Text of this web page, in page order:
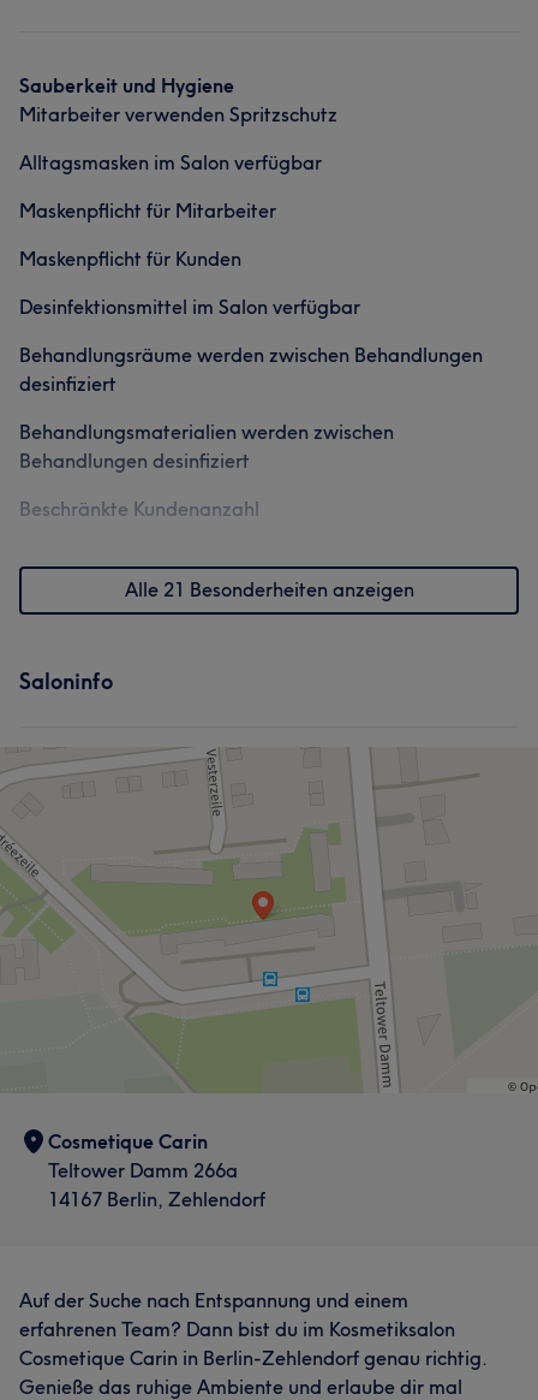
Professionell
Aufmerksam
Was unsere Kunden über Kerstin sagen
Kompetent
Gründlich 33
Sauberkeit und Hygiene
Mitarbeiter verwenden Spritzschutz
Alltagsmasken im Salon verfügbar
Maskenpflicht für Mitarbeiter
Maskenpflicht für Kunden
Desinfektionsmittel im Salon verfügbar
Behandlungsräume werden zwischen Behandlungen
desinfiziert
Behandlungsmaterialien werden zwischen
Behandlungen desinfiziert
Beschränkte Kundenanzahl
Alle 21 Besonderheiten anzeigen
Saloninfo
Cosmetique Carin
Teltower Damm 266a
14167 Berlin, Zehlendorf
Auf der Suche nach Entspannung und einem
erfahrenen Team? Dann bist du im Kosmetiksalon
Cosmetique Carin in Berlin-Zehlendorf genau richtig.
Genieße das ruhige Ambiente und erlaube dir mal